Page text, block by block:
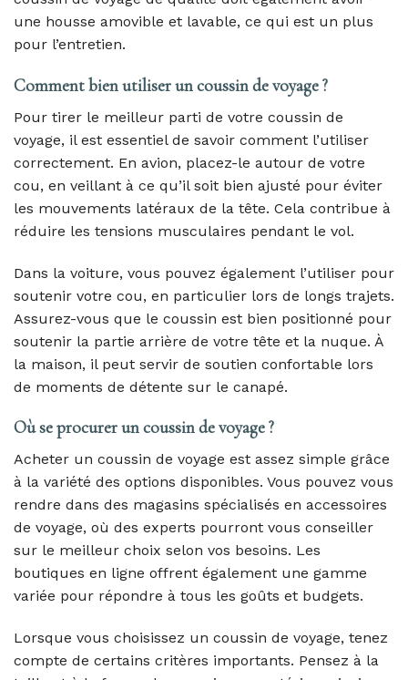
une housse amovible et lavable, ce qui est un plus
pour l’entretien.
Comment bien utiliser un coussin de voyage ?
Pour tirer le meilleur parti de votre coussin de
voyage, il est essentiel de savoir comment l’utiliser
correctement. En avion, placez-le autour de votre
cou, en veillant à ce qu’il soit bien ajusté pour éviter
les mouvements latéraux de la tête. Cela contribue à
réduire les tensions musculaires pendant le vol.
Dans la voiture, vous pouvez également l’utiliser pour
soutenir votre cou, en particulier lors de longs trajets.
Assurez-vous que le coussin est bien positionné pour
soutenir la partie arrière de votre tête et la nuque. À
la maison, il peut servir de soutien confortable lors
de moments de détente sur le canapé.
Où se procurer un coussin de voyage ?
Acheter un coussin de voyage est assez simple grâce
à la variété des options disponibles. Vous pouvez vous
rendre dans des magasins spécialisés en accessoires
de voyage, où des experts pourront vous conseiller
sur le meilleur choix selon vos besoins. Les
boutiques en ligne offrent également une gamme
variée pour répondre à tous les goûts et budgets.
Lorsque vous choisissez un coussin de voyage, tenez
compte de certains critères importants. Pensez à la